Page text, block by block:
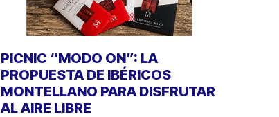
PICNIC “MODO ON”: LA
PROPUESTA DE IBÉRICOS
MONTELLANO PARA DISFRUTAR
AL AIRE LIBRE